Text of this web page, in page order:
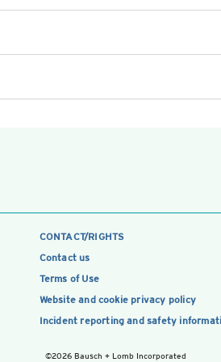
CONTACT/RIGHTS
Contact us
Terms of Use
Website and cookie privacy policy
Incident reporting and safety
©2026 Bausch + Lomb Incorporated